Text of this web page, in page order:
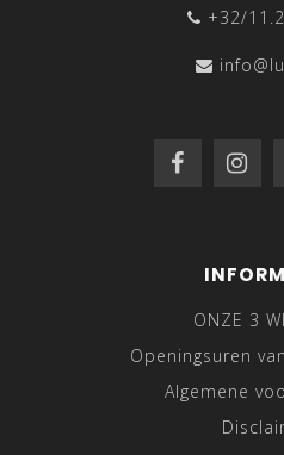
+32/
ONZE 3
Openingsuren
Algemene